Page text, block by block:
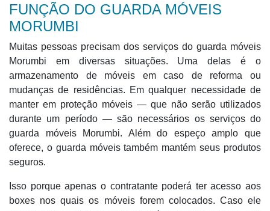
FUNÇÃO DO GUARDA MÓVEIS
MORUMBI
Muitas pessoas precisam dos serviços do guarda móveis
Morumbi em diversas situações. Uma delas é o
armazenamento de móveis em caso de reforma ou
mudanças de residências. Em qualquer necessidade de
manter em proteção móveis — que não serão utilizados
durante um período — são necessários os serviços do
guarda móveis Morumbi. Além do espeço amplo que
oferece, o guarda móveis também mantém seus produtos
seguros.
Isso porque apenas o contratante poderá ter acesso aos
boxes nos quais os móveis forem colocados. Caso ele